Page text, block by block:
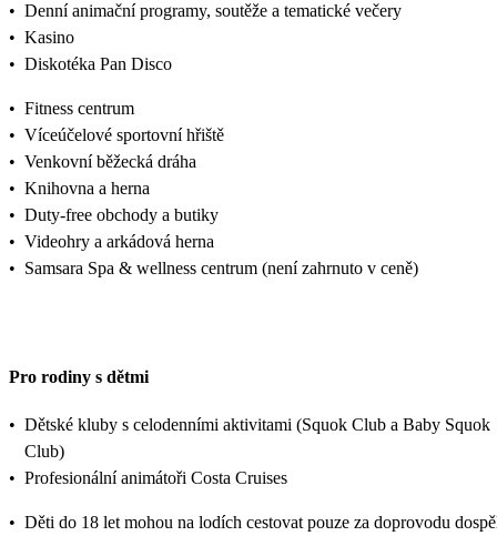
• Denní animační programy, soutěže a tematické večery
• Kasino
• Diskotéka Pan Disco
• Fitness centrum
• Víceúčelové sportovní hřiště
• Venkovní běžecká dráha
• Knihovna a herna
• Duty-free obchody a butiky
• Videohry a arkádová herna
• Samsara Spa & wellness centrum (není zahrnuto v ceně)
Pro rodiny s dětmi
• Dětské kluby s celodenními aktivitami (Squok Club a Baby Squok
Club)
• Profesionální animátoři Costa Cruises
• Děti do 18 let mohou na lodích cestovat pouze za doprovodu